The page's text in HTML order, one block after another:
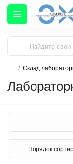
Склад